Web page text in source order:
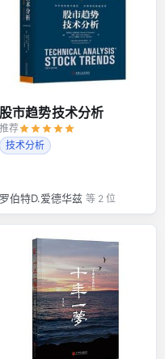
股市趋势技术分析
推荐
技术分析
罗伯特D.爱德华兹 等 2 位